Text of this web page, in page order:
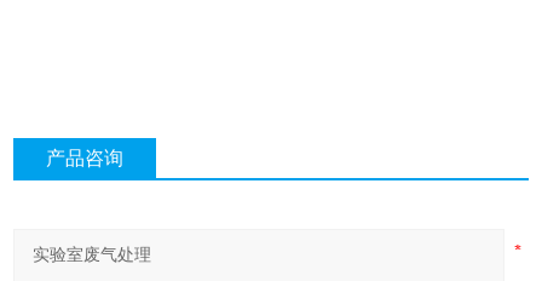
产品咨询